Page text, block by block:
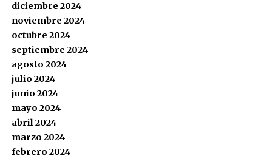
diciembre 2024
noviembre 2024
octubre 2024
septiembre 2024
agosto 2024
julio 2024
junio 2024
mayo 2024
abril 2024
marzo 2024
febrero 2024